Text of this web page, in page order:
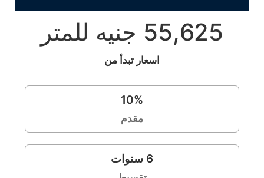
55,625 جنيه للمتر
اسعار تبدأ من
10%
مقدم
6 سنوات